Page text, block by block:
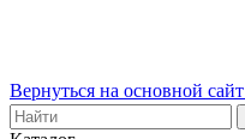
Вернуться на основной сайт